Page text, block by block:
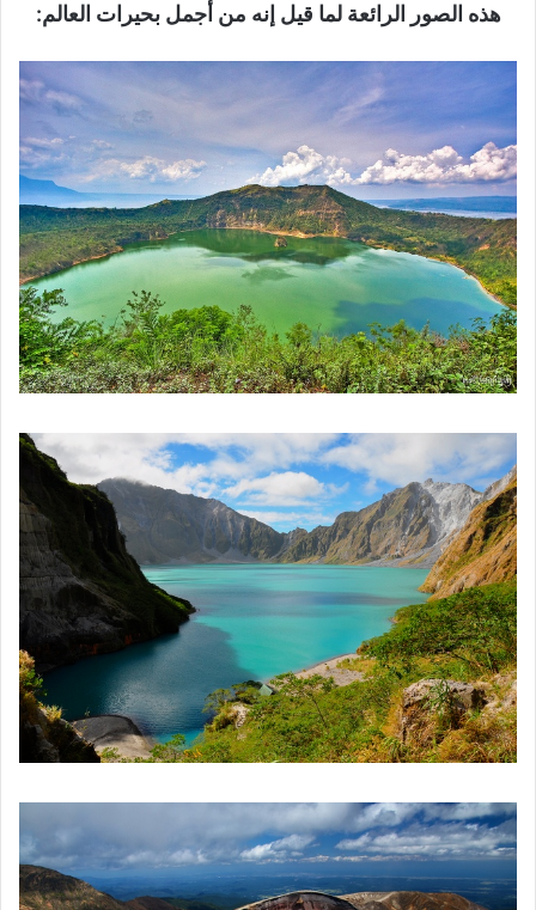
هذه الصور الرائعة لما قيل إنه من أجمل بحيرات العالم: